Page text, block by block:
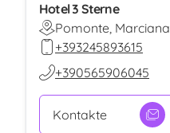
Hotel 3 Sterne
Pomonte, Marciana
+393245893615
+390565906045
Kontakte